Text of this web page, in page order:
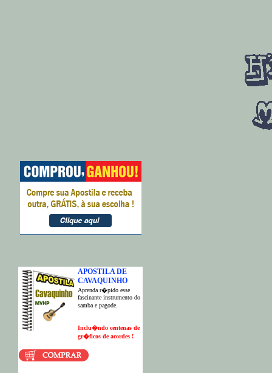
APOSTILA DE
CAVAQUINHO
Aprenda r�pido esse
fascinante instrumento do
samba e pagode.
Inclu�ndo centenas de
gr�ficos de acordes !